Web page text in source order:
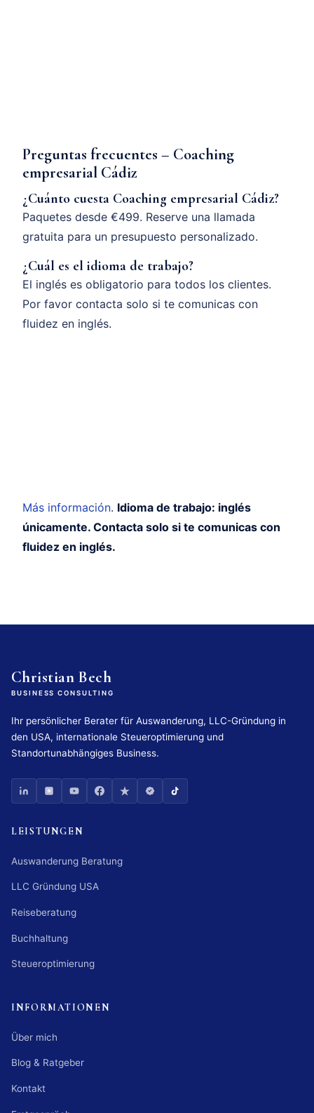
Preguntas frecuentes – Coaching
empresarial Cádiz
¿Cuánto cuesta Coaching empresarial Cádiz?
Paquetes desde €499. Reserve una llamada
gratuita para un presupuesto personalizado.
¿Cuál es el idioma de trabajo?
El inglés es obligatorio para todos los clientes.
Por favor contacta solo si te comunicas con
fluidez en inglés.
Más información. Idioma de trabajo: inglés
únicamente. Contacta solo si te comunicas con
fluidez en inglés.
Christian Bech
BUSINESS CONSULTING
Ihr persönlicher Berater für Auswanderung, LLC-Gründung in
den USA, internationale Steueroptimierung und
Standortunabhängiges Business.
LEISTUNGEN
Auswanderung Beratung
LLC Gründung USA
Reiseberatung
Buchhaltung
Steueroptimierung
INFORMATIONEN
Über mich
Blog & Ratgeber
Kontakt